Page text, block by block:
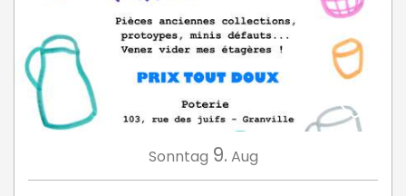
Sonntag 9. Aug